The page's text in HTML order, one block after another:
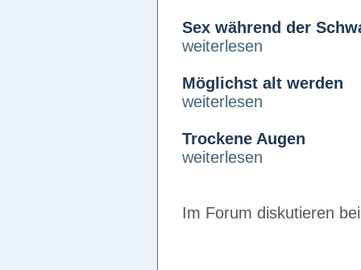
Sex während der
weiterlesen
Möglichst alt werden
weiterlesen
Trockene Augen
weiterlesen
Im Forum diskutieren